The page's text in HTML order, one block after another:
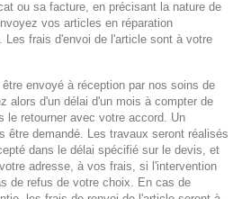
ou sa facture, en précisant la nature de
vos articles en réparation
Les frais d'envoi de l'article sont à votre
envoyé à réception par nos soins de
alors d'un délai d'un mois à compter de
le retourner avec votre accord. Un
être demandé. Les travaux seront réalisés
dans le délai spécifié sur le devis, et
adresse, à vos frais, si l'intervention
de refus de votre choix. En cas de